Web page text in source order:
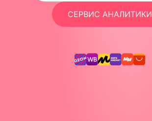
СЕРВИС АНАЛИТИКИ